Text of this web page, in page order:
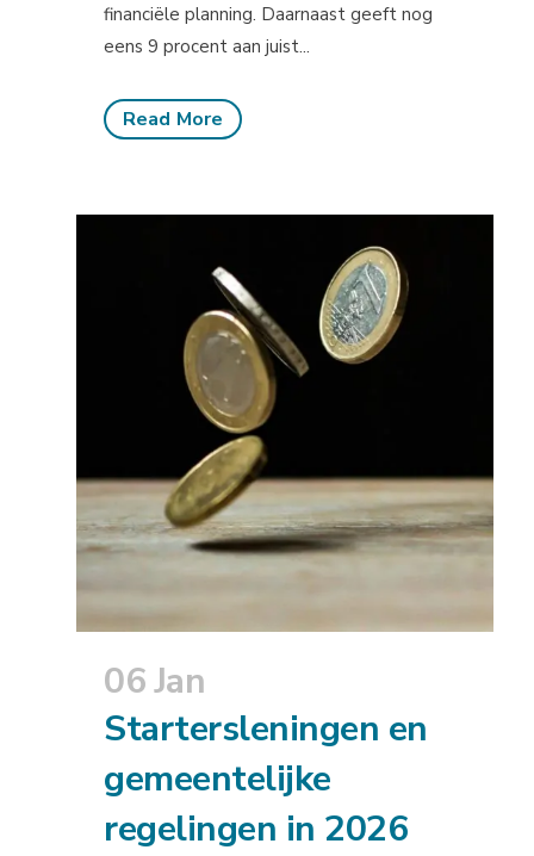
financiële planning. Daarnaast geeft nog
eens 9 procent aan juist...
Read More
06 Jan
Startersleningen en
gemeentelijke
regelingen in 2026